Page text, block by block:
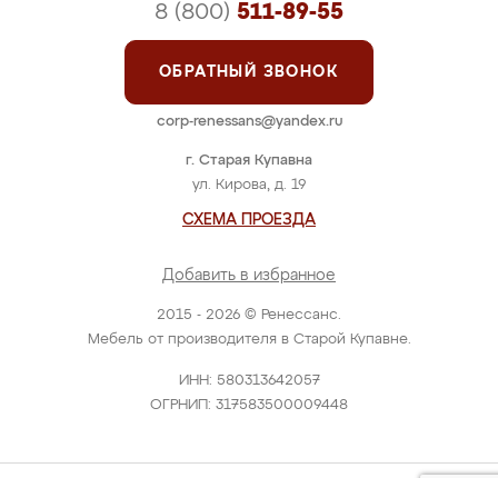
2015 - 2026 © Ренессанс.
Мебель от производителя в Старой Купавне.
ИНН: 580313642057
ОГРНИП: 317583500009448
г. Старая Купавна
ул. Кирова, д. 19
СХЕМА ПРОЕЗДА
Добавить в избранное
8 (800) 511-89-55
ОБРАТНЫЙ ЗВОНОК
corp-renessans@yandex.ru